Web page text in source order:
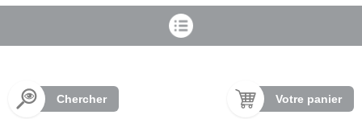
Chercher Votre panier